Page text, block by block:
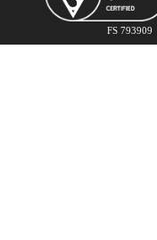
FS 793909